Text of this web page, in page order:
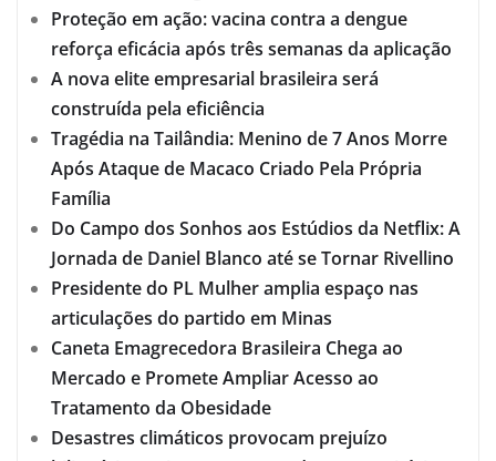
Proteção em ação: vacina contra a dengue
reforça eficácia após três semanas da aplicação
A nova elite empresarial brasileira será
construída pela eficiência
Tragédia na Tailândia: Menino de 7 Anos Morre
Após Ataque de Macaco Criado Pela Própria
Família
Do Campo dos Sonhos aos Estúdios da Netflix: A
Jornada de Daniel Blanco até se Tornar Rivellino
Presidente do PL Mulher amplia espaço nas
articulações do partido em Minas
Caneta Emagrecedora Brasileira Chega ao
Mercado e Promete Ampliar Acesso ao
Tratamento da Obesidade
Desastres climáticos provocam prejuízo